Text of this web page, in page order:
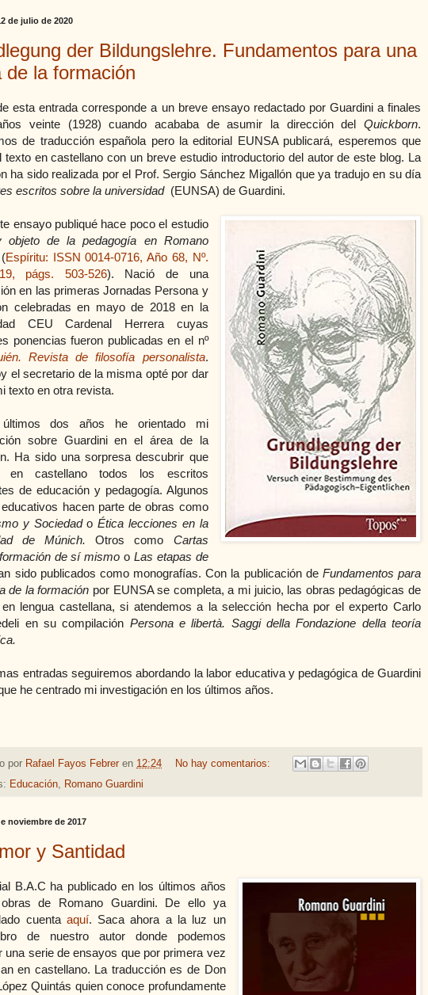
de julio de 2020
der Bildungslehre. Fundamentos para una
de la formación
esta entrada corresponde a un breve ensayo redactado por Guardini a finales
veinte (1928) cuando acababa de asumir la dirección del Quickborn.
de traducción española pero la editorial EUNSA publicará, esperemos que
texto en castellano con un breve estudio introductorio del autor de este blog. La
ha sido realizada por el Prof. Sergio Sánchez Migallón que ya tradujo en su día
escritos sobre la universidad(EUNSA) de Guardini.
ensayo publiqué hace poco el estudio
objeto de la pedagogía en Romano
(Espíritu: ISSN 0014-0716, Año 68, Nº.
págs. 503-526). Nació de una
en las primeras Jornadas Persona y
celebradas en mayo de 2018 en la
CEU Cardenal Herrera cuyas
ponencias fueron publicadas en el nº
Revista de filosofía personalista.
el secretario de la misma opté por dar
texto en otra revista.
dos años he orientado mi
sobre Guardini en el área de la
Ha sido una sorpresa descubrir que
en castellano todos los escritos
de educación y pedagogía. Algunos
hacen parte de obras como
y SociedadoÉtica lecciones en la
de Múnich.Otros como Cartas
de sí mismoo Las etapas de
sido publicados como monografías. Con la publicación de Fundamentos para
de la formación por EUNSA se completa, a mi juicio, las obras pedagógicas de
lengua castellana, si atendemos a la selección hecha por el experto Carlo
en su compilación Persona e libertà. Saggi della Fondazione della teoría
entradas seguiremos abordando la labor educativa y pedagógica de Guardini
he centrado mi investigación en los últimos años.
por Rafael Fayos Febrer en 12:24
No hay comentarios:
Educación, Romano Guardini
noviembre de 2017
y Santidad
B.A.C ha publicado en los últimos años
de Romano Guardini. De ello ya
cuenta aquí. Saca ahora a la luz un
de nuestro autor donde podemos
una serie de ensayos que por primera vez
en castellano. La traducción es de Don
Quintás quien conoce profundamente